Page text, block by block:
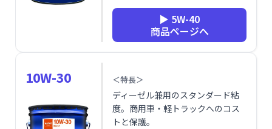
▶ 5W-40
商品ページへ
10W-30 ＜特長＞
ディーゼル兼用のスタンダード粘
度。商用車・軽トラックへのコス
トと保護。